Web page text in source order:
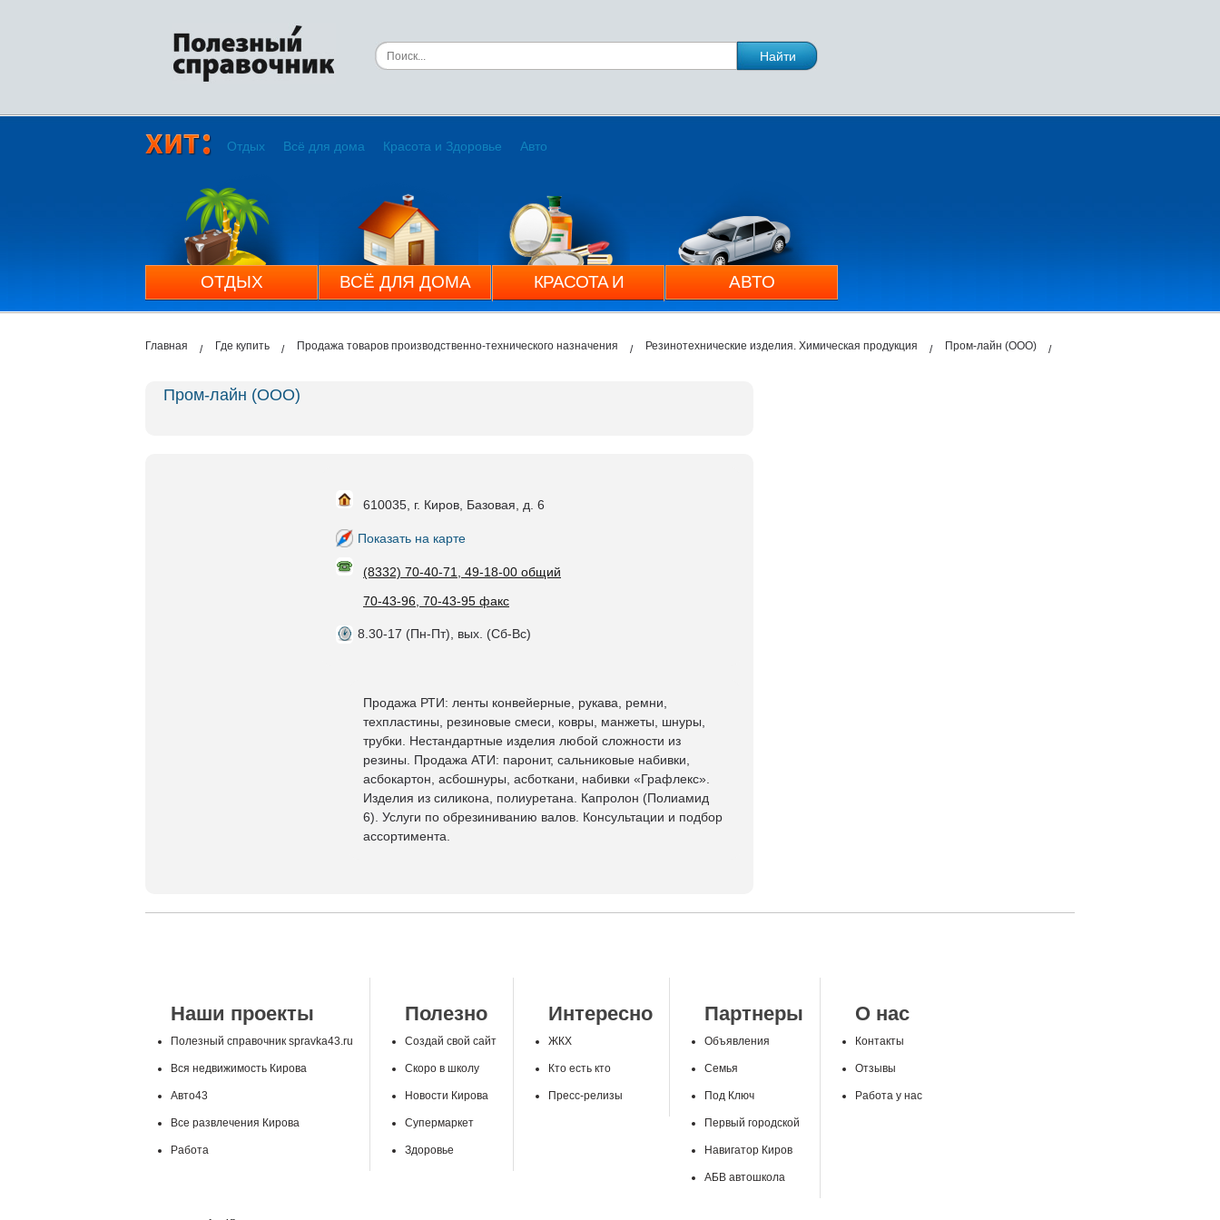
Отдых Всё для дома Красота и Здоровье Авто
ОТДЫХ ВСЁ ДЛЯ ДОМА
КРАСОТА И
ЗДОРОВЬЕ
АВТО
Главная Где купить Продажа товаров производственно-технического назначения Резинотехнические изделия. Химическая продукция Пром-лайн (ООО)
Пром-лайн (ООО)
610035, г. Киров, Базовая, д. 6
Показать на карте
(8332) 70-40-71, 49-18-00 общий
70-43-96, 70-43-95 факс
8.30-17 (Пн-Пт), вых. (Сб-Вс)
Продажа РТИ: ленты конвейерные, рукава, ремни,
техпластины, резиновые смеси, ковры, манжеты, шнуры,
трубки. Нестандартные изделия любой сложности из
резины. Продажа АТИ: паронит, сальниковые набивки,
асбокартон, асбошнуры, асботкани, набивки «Графлекс».
Изделия из силикона, полиуретана. Капролон (Полиамид
6). Услуги по обрезиниванию валов. Консультации и подбор
ассортимента.
Наши проекты
Полезный справочник spravka43.ru
Вся недвижимость Кирова
Авто43
Все развлечения Кирова
Работа
Полезно
Создай свой сайт
Скоро в школу
Новости Кирова
Супермаркет
Здоровье
Интересно
ЖКХ
Кто есть кто
Пресс-релизы
Партнеры
Объявления
Семья
Под Ключ
Первый городской
Навигатор Киров
АБВ автошкола
О нас
Контакты
Отзывы
Работа у нас